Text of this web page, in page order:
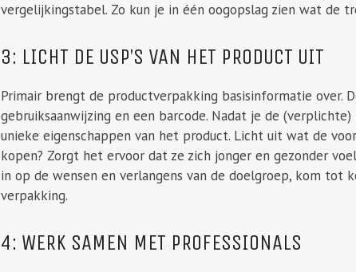
vergelijkingstabel. Zo kun je in één oogopslag zien wat de
3: LICHT DE USP’S VAN HET PRODUCT UIT
Primair brengt de productverpakking basisinformatie over.
gebruiksaanwijzing en een barcode. Nadat je de
unieke eigenschappen van het product. Licht uit wat de
kopen? Zorgt het ervoor dat ze zich jonger en gezonder
in op de wensen en verlangens van de doelgroep, kom tot
verpakking.
4: WERK SAMEN MET PROFESSIONALS